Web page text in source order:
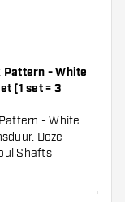
Pattern - White
(1 set = 3
- White
Deze
Shafts